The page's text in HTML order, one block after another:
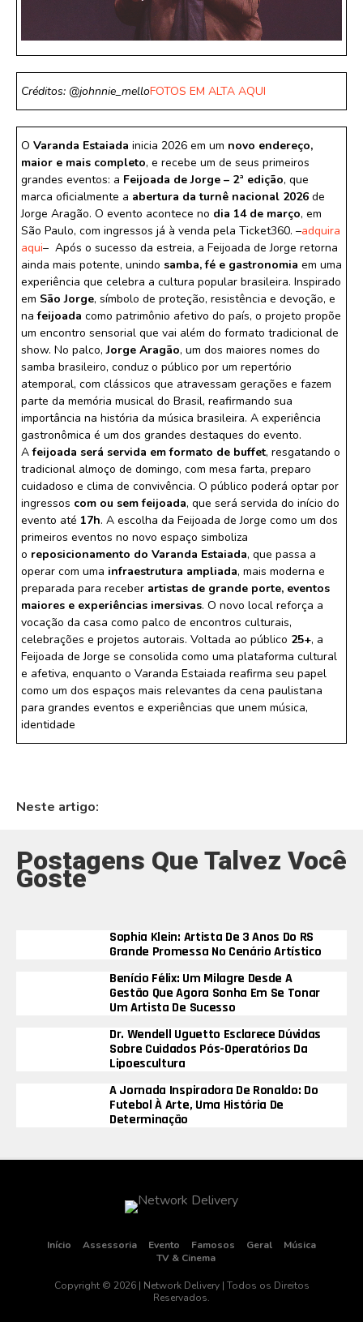
Créditos: @johnnie_melloFOTOS EM ALTA AQUI
O Varanda Estaiada inicia 2026 em um novo endereço,
maior e mais completo, e recebe um de seus primeiros
grandes eventos: a Feijoada de Jorge – 2ª edição, que
marca oficialmente a abertura da turnê nacional 2026 de
Jorge Aragão. O evento acontece no dia 14 de março, em
São Paulo, com ingressos já à venda pela Ticket360. –adquira
aqui– Após o sucesso da estreia, a Feijoada de Jorge retorna
ainda mais potente, unindo samba, fé e gastronomia em uma
experiência que celebra a cultura popular brasileira. Inspirado
em São Jorge, símbolo de proteção, resistência e devoção, e
nafeijoada como patrimônio afetivo do país, o projeto propõe
um encontro sensorial que vai além do formato tradicional de
show. No palco,Jorge Aragão, um dos maiores nomes do
samba brasileiro, conduz o público por um repertório
atemporal, com clássicos que atravessam gerações e fazem
parte da memória musical do Brasil, reafirmando sua
importância na história da música brasileira. A experiência
gastronômica é um dos grandes destaques do evento.
Afeijoada será servida em formato de buffet, resgatando o
tradicional almoço de domingo, com mesa farta, preparo
cuidadoso e clima de convivência. O público poderá optar por
ingressos com ou sem feijoada, que será servida do início do
evento até 17h. A escolha da Feijoada de Jorge como um dos
primeiros eventos no novo espaço simboliza
o reposicionamento do Varanda Estaiada, que passa a
operar com uma infraestrutura ampliada, mais moderna e
preparada para receber artistas de grande porte, eventos
maiores e experiências imersivas. O novo local reforça a
vocação da casa como palco de encontros culturais,
celebrações e projetos autorais. Voltada ao público 25+, a
Feijoada de Jorge se consolida como uma plataforma cultural
e afetiva, enquanto o Varanda Estaiada reafirma seu papel
como um dos espaços mais relevantes da cena paulistana
para grandes eventos e experiências que unem música,
identidade
Neste artigo:
Postagens Que Talvez Você
Goste
Sophia Klein: Artista De 3 Anos Do RS
Grande Promessa No Cenário Artístico
Benício Félix: Um Milagre Desde A
Gestão Que Agora Sonha Em Se Tonar
Um Artista De Sucesso
Dr. Wendell Uguetto Esclarece Dúvidas
Sobre Cuidados Pós-Operatórios Da
Lipoescultura
A Jornada Inspiradora De Ronaldo: Do
Futebol À Arte, Uma História De
Determinação
Início Assessoria Evento Famosos Geral
Música
TV & Cinema
Copyright © 2026 | Network Delivery | Todos os Direitos
Reservados.